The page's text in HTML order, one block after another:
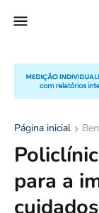
Página inicial
para a